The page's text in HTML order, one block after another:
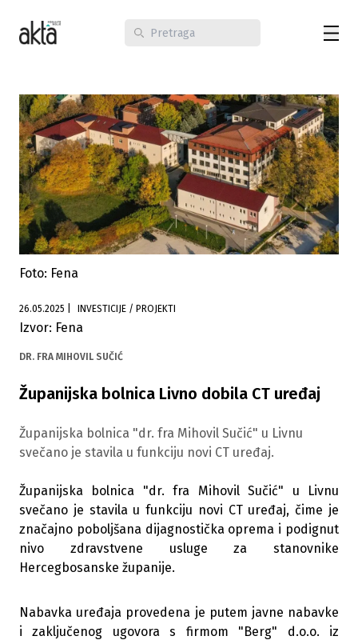
Foto: Fena
26.05.2025 INVESTICIJE / PROJEKTI
Izvor: Fena
DR. FRA MIHOVIL SUČIĆ
Županijska bolnica Livno dobila CT uređaj
Županijska bolnica "dr. fra Mihovil Sučić" u Livnu
svečano je stavila u funkciju novi CT uređaj.
Županijska bolnica "dr. fra Mihovil Sučić" u Livnu
svečano je stavila u funkciju novi CT uređaj, čime je
značajno poboljšana dijagnostička oprema i podignut
nivo zdravstvene usluge za stanovnike
Hercegbosanske županije.
Nabavka uređaja provedena je putem javne nabavke
i zaključenog ugovora s firmom "Berg" d.o.o. iz